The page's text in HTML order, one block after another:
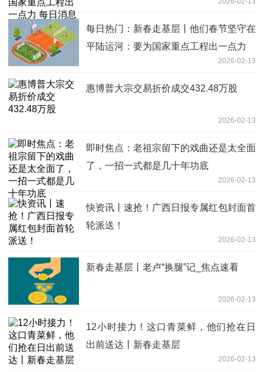
每日热门：新春走基层丨他们春节坚守在
平陆运河：要为国家重点工程出一点力
2026-02-13
惠博普大宗交易折价成交432.48万股
2026-02-13
即时焦点：老祖宗留下的戏曲还是太全面
了，一招一式都是几十年功底
2026-02-13
快资讯丨速抢！广西日报专属红包封面首
轮派送！
2026-02-13
新春走基层丨老卢“换腿”记_焦点速看
2026-02-13
12小时接力！这口青菜鲜，他们抢在日
出前送达丨新春走基层
2026-02-13